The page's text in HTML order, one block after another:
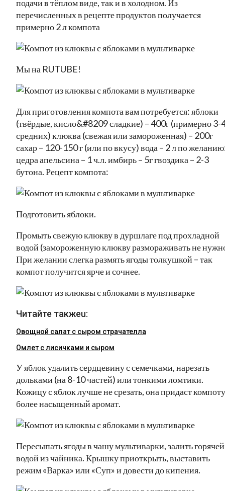
подачи в тёплом виде, так и в холодном. Из
перечисленных в рецепте продуктов получается
примерно 2 л компота
Мы на RUTUBE!
Для приготовления компота вам потребуется: яблоки
(твёрдые, кисло&#8209 сладкие) – 400г (примерно 3-
средних) клюква (свежая или замороженная) – 200г
сахар – 120-150 г (или по вкусу) вода – 2 л по
цедра апельсина – 1 ч.л. имбирь – 5г гвоздика – 2-3
бутона. Рецепт компота:
Подготовить яблоки.
Промыть свежую клюкву в дуршлаге под прохладной
водой (замороженную клюкву размораживать не
При желании слегка размять ягоды толкушкой – так
компот получится ярче и сочнее.
Читайте такжеu:
Овощной салат с сыром страчателла
Омлет с лисичками и сыром
У яблок удалить сердцевину с семечками, нарезать
дольками (на 8-10 частей) или тонкими ломтики.
Кожицу с яблок лучше не срезать, она придаст компоту
более насыщенный аромат.
Пересыпать ягоды в чашу мультиварки, залить горячей
водой из чайника. Крышку приоткрыть, выставить
режим «Варка» или «Суп» и довести до кипения.